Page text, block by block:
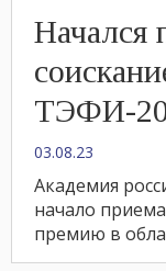
Начался
ТЭФИ-
03.08.23
Академия
начало
премию в